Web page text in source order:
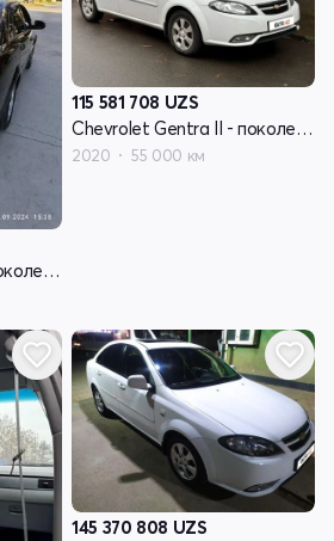
Chevrolet Gentra II - поколение
115 581 708 UZS
Chevrolet Gentra II - поколение
2020 55 000 км
145 370 808 UZS